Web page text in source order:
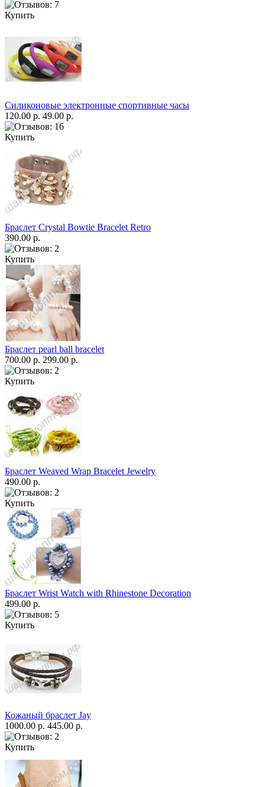
Купить
Силиконовые электронные спортивные часы
120.00 р. 49.00 р.
Купить
Браслет Crystal Bowtie Bracelet Retro
390.00 р.
Купить
Браслет pearl ball bracelet
700.00 р. 299.00 р.
Купить
Браслет Weaved Wrap Bracelet Jewelry
490.00 р.
Купить
Браслет Wrist Watch with Rhinestone Decoration
499.00 р.
Купить
Кожаный браслет Jay
1000.00 р. 445.00 р.
Купить